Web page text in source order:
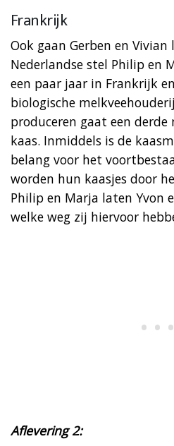
Frankrijk
Ook gaan Gerben en
Nederlandse stel Philip en
een paar jaar in Frankrijk
biologische
produceren gaat een
kaas. Inmiddels is de
belang voor het
worden hun kaasjes door
Philip en Marja laten Yvon
welke weg zij hiervoor
Aflevering 2: